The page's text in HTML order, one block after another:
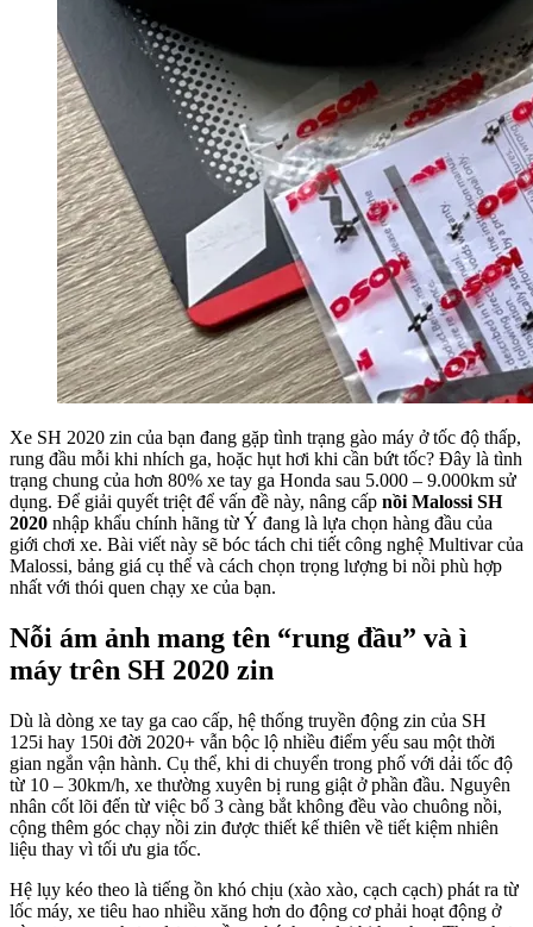
Xe SH 2020 zin của bạn đang gặp tình trạng gào máy ở tốc độ thấp,
rung đầu mỗi khi nhích ga, hoặc hụt hơi khi cần bứt tốc? Đây là tình
trạng chung của hơn 80% xe tay ga Honda sau 5.000 – 9.000km sử
dụng. Để giải quyết triệt để vấn đề này, nâng cấp nồi Malossi SH
2020 nhập khẩu chính hãng từ Ý đang là lựa chọn hàng đầu của
giới chơi xe. Bài viết này sẽ bóc tách chi tiết công nghệ Multivar của
Malossi, bảng giá cụ thể và cách chọn trọng lượng bi nồi phù hợp
nhất với thói quen chạy xe của bạn.
Nỗi ám ảnh mang tên “rung đầu” và ì
máy trên SH 2020 zin
Dù là dòng xe tay ga cao cấp, hệ thống truyền động zin của SH
125i hay 150i đời 2020+ vẫn bộc lộ nhiều điểm yếu sau một thời
gian ngắn vận hành. Cụ thể, khi di chuyển trong phố với dải tốc độ
từ 10 – 30km/h, xe thường xuyên bị rung giật ở phần đầu. Nguyên
nhân cốt lõi đến từ việc bố 3 càng bắt không đều vào chuông nồi,
cộng thêm góc chạy nồi zin được thiết kế thiên về tiết kiệm nhiên
liệu thay vì tối ưu gia tốc.
Hệ lụy kéo theo là tiếng ồn khó chịu (xào xào, cạch cạch) phát ra từ
lốc máy, xe tiêu hao nhiều xăng hơn do động cơ phải hoạt động ở